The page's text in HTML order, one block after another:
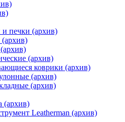
и печки (архив)
(архив)
(архив)
коврики (архив)
(архив)
(архив)
(архив)
Leatherman (архив)